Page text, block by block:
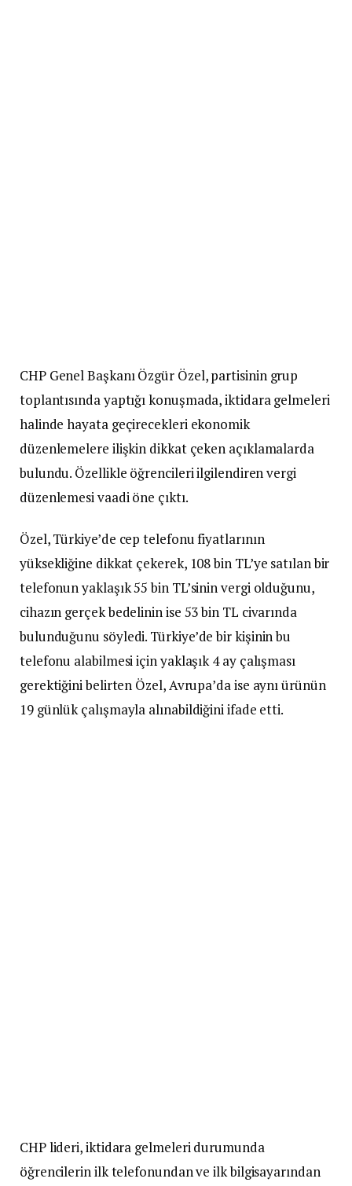
CHP Genel Başkanı Özgür Özel, partisinin grup
toplantısında yaptığı konuşmada, iktidara gelmeleri
halinde hayata geçirecekleri ekonomik
düzenlemelere ilişkin dikkat çeken açıklamalarda
bulundu. Özellikle öğrencileri ilgilendiren vergi
düzenlemesi vaadi öne çıktı.
Özel, Türkiye’de cep telefonu fiyatlarının
yüksekliğine dikkat çekerek, 108 bin TL’ye satılan bir
telefonun yaklaşık 55 bin TL’sinin vergi olduğunu,
cihazın gerçek bedelinin ise 53 bin TL civarında
bulunduğunu söyledi. Türkiye’de bir kişinin bu
telefonu alabilmesi için yaklaşık 4 ay çalışması
gerektiğini belirten Özel, Avrupa’da ise aynı ürünün
19 günlük çalışmayla alınabildiğini ifade etti.
CHP lideri, iktidara gelmeleri durumunda
öğrencilerin ilk telefonundan ve ilk bilgisayarından